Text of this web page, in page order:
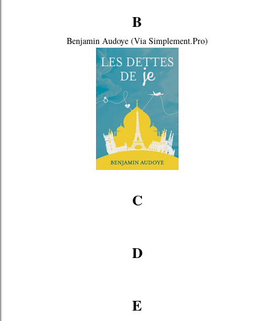
B
Benjamin Audoye (Via Simplement.Pro)
C
D
E